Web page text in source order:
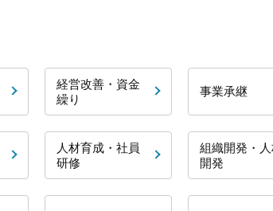
経営改善・資金
繰り
事業承継
人材育成・社員
研修
組織開発・
開発